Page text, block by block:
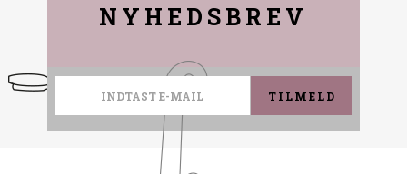
NYHEDSBREV
TILMELD